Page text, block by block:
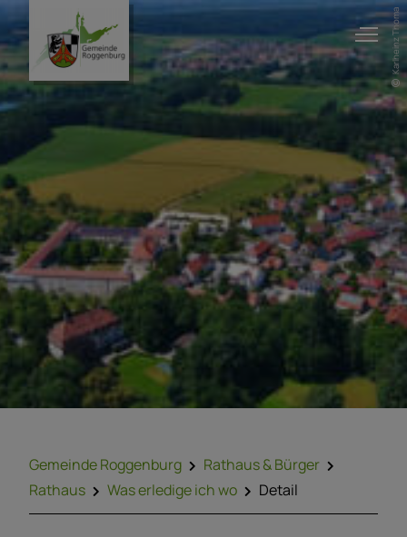
Karlheinz Thoma
Gemeinde Roggenburg
Rathaus & Bürger
Rathaus
Was erledige ich wo Detail